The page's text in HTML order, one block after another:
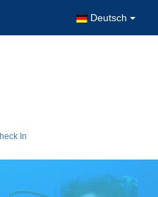
Deutsch
In